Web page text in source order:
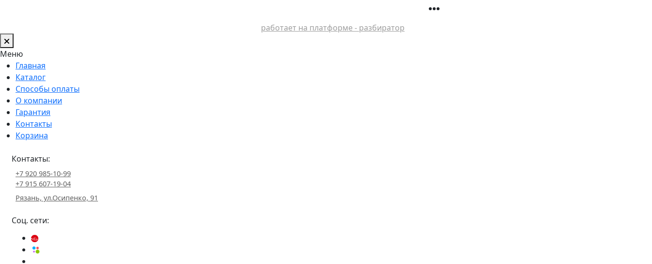
работает на платформе - разбиратор
Меню
Главная
Каталог
Способы оплаты
О компании
Гарантия
Контакты
Корзина
Контакты:
+7 920 985-10-99
+7 915 607-19-04
Рязань, ул.Осипенко, 91
Соц. сети: